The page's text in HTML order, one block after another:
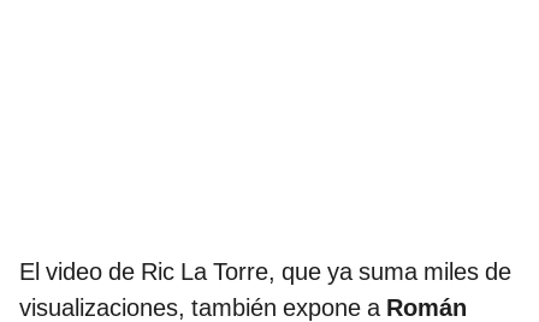
El video de Ric La Torre, que ya suma miles de
visualizaciones, también expone a Román